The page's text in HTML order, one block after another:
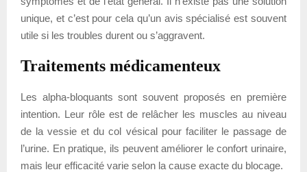
unique, et c’est pour cela qu’un avis spécialisé est souvent
utile si les troubles durent ou s’aggravent.
Traitements médicamenteux
Les alpha-bloquants sont souvent proposés en première
intention. Leur rôle est de relâcher les muscles au niveau
de la vessie et du col vésical pour faciliter le passage de
l’urine. En pratique, ils peuvent améliorer le confort urinaire,
mais leur efficacité varie selon la cause exacte du blocage.